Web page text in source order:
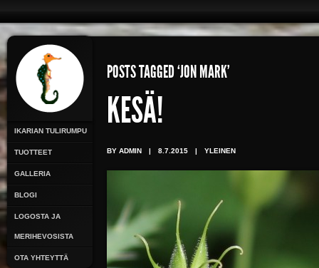
IKARIAN TULIRUMPU
TUOTTEET
GALLERIA
BLOGI
LOGOSTA JA
MERIHEVOSISTA
OTA YHTEYTTÄ
POSTS TAGGED ‘JON MARK’
KESÄ!
BY ADMIN | 8.7.2015 | YLEINEN